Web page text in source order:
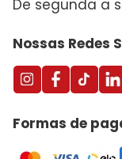
De segunda a
Nossas Redes
Formas de